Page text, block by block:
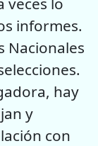
informes.
Nacionales
hay
y
con